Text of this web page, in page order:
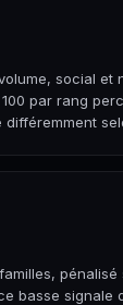
social et
par rang
pénalisé
basse signale